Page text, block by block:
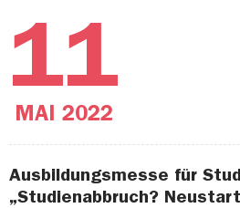
11
MAI 2022
Ausbildungsmesse für
„Studienabbruch?